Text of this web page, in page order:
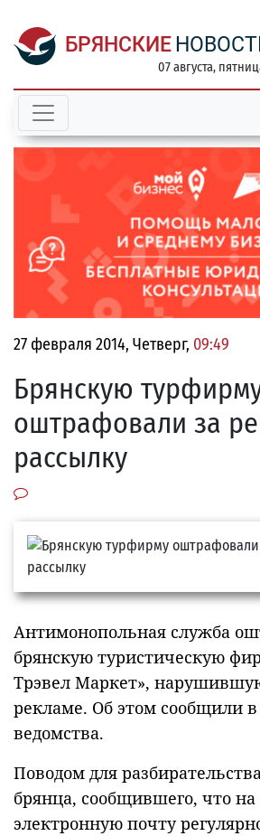
БРЯНСКИЕ
07 августа,
27 февраля 2014, Четверг, 09:49
Брянскую
оштрафовали за
рассылку
Антимонопольная служба
брянскую туристическую
Трэвел Маркет»,
рекламе. Об этом сообщили в
ведомства.
Поводом для
брянца, сообщившего, что на
электронную почту